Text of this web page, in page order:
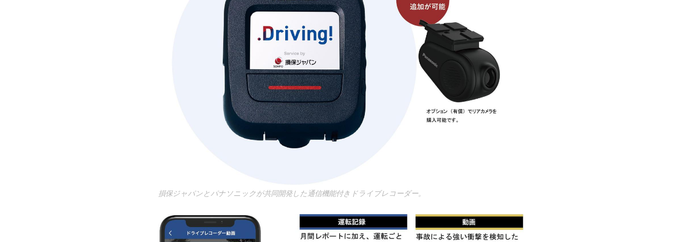
損保ジャパンとパナソニックが共同開発した通信機能付きドライブレコーダー。